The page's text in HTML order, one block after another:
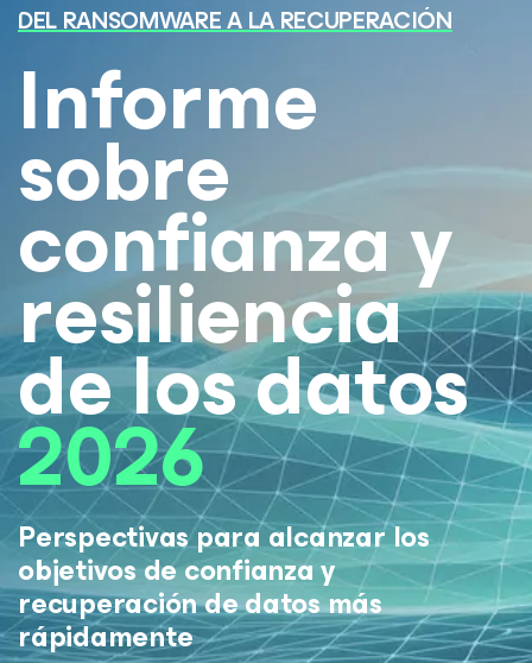
DEL RANSOMWARE A LA RECUPERACIÓN
Informe
sobre
confianza y
resiliencia
de los datos
2026
Perspectivas para alcanzar los
objetivos de confianza y
recuperación de datos más
rápidamente